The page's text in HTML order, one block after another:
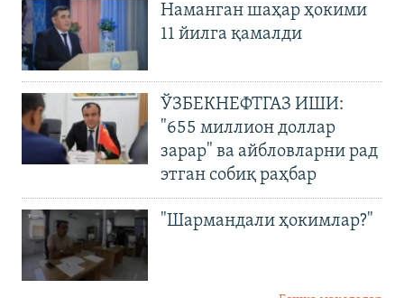
Наманган шаҳар ҳокими
11 йилга қамалди
ЎЗБЕКНЕФТГАЗ ИШИ:
"655 миллион доллар
зарар" ва айбловларни рад
этган собиқ раҳбар
"Шармандали ҳокимлар?"